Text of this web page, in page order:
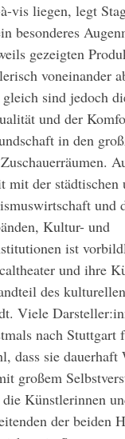
vis liegen, legt
besonderes
gezeigten
voneinander
sind jedoch
und der
in den
mit der städtischen
und
Kultur- und
ist
und ihre
des
Viele
nach Stuttgart
dass sie dauerhaft
großem
die Künstlerinnen
der beiden